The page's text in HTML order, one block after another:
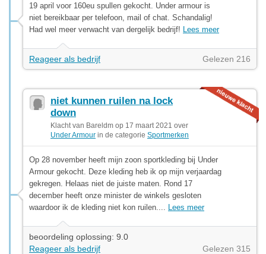
19 april voor 160eu spullen gekocht. Under armour is
niet bereikbaar per telefoon, mail of chat. Schandalig!
Had wel meer verwacht van dergelijk bedrijf! Lees meer
Reageer als bedrijf Gelezen 216
niet kunnen ruilen na lock
down
Klacht van Bareldm op 17 maart 2021 over
Under Armour in de categorie Sportmerken
Op 28 november heeft mijn zoon sportkleding bij Under
Armour gekocht. Deze kleding heb ik op mijn verjaardag
gekregen. Helaas niet de juiste maten. Rond 17
december heeft onze minister de winkels gesloten
waardoor ik de kleding niet kon ruilen.... Lees meer
beoordeling oplossing: 9.0
Reageer als bedrijf
Gelezen 315